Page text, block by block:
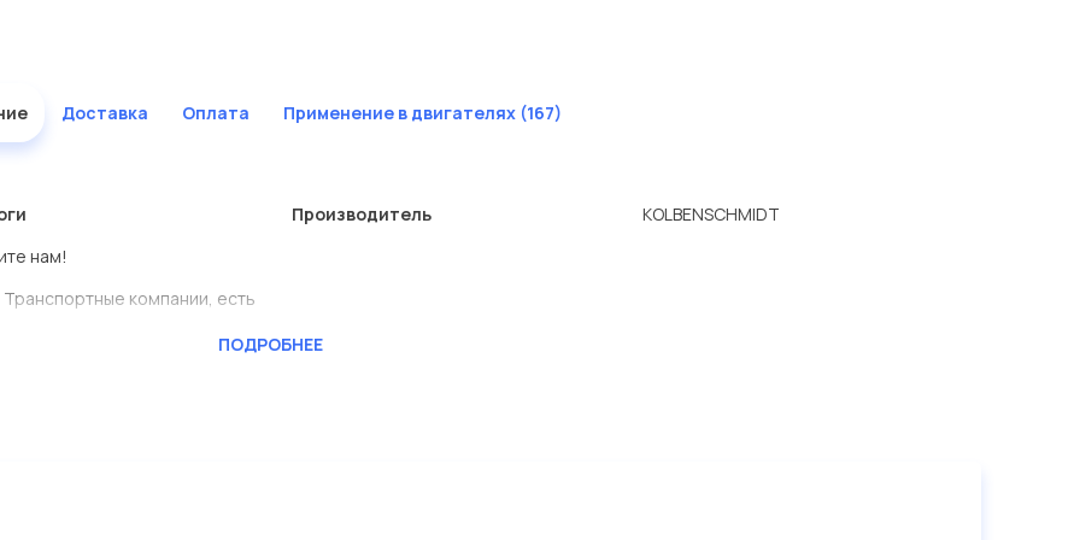
Доставка Оплата Применение в двигателях (167)
нам!
компании, есть
Производитель KOLBENSCHMIDT
ПОДРОБНЕЕ